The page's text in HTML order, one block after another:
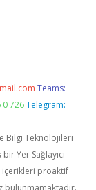
Teams:
0 726 Telegram:
Bilgi Teknolojileri
Yer Sağlayıcı
içerikleri proaktif
bulunmamaktadır.